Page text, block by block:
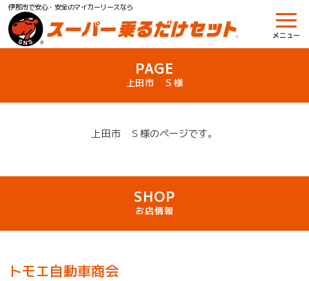
伊那市で安心・安全のマイカーリースなら
メニュー
PAGE
上田市 Ｓ様
上田市 Ｓ様のページです。
SHOP
お店情報
トモエ自動車商会